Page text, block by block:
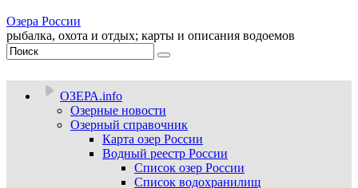
Озера России
рыбалка, охота и отдых; карты и описания водоемов
ОЗЕРА.info
Озерные новости
Озерный справочник
Карта озер России
Водный реестр России
Список озер России
Список водохранилищ